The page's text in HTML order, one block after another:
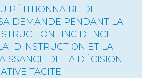
PÉTITIONNAIRE DE
DEMANDE PENDANT LA
: INCIDENCE
D'INSTRUCTION ET LA
DE LA DÉCISION
TACITE